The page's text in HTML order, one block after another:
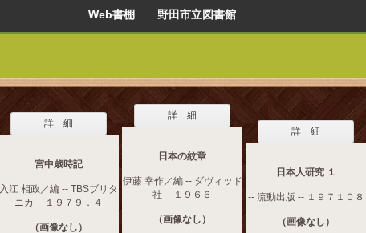
Web書棚 野田市立図書館
詳 細
宮中歳時記
入江 相政／編 -- TBSブリタ
ニカ -- １９７９．４
（画像なし）
詳 細
日本の紋章
伊藤 幸作／編 -- ダヴィッド
社 -- １９６６
（画像なし）
詳 細
日本人研究 １
-- 流動出版 -- １９７１０８
（画像なし）